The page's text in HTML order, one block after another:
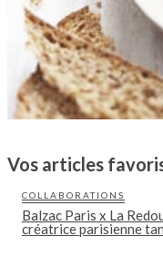
Vos articles
COLLABORATIONS
Balzac Paris x La
créatrice parisienne